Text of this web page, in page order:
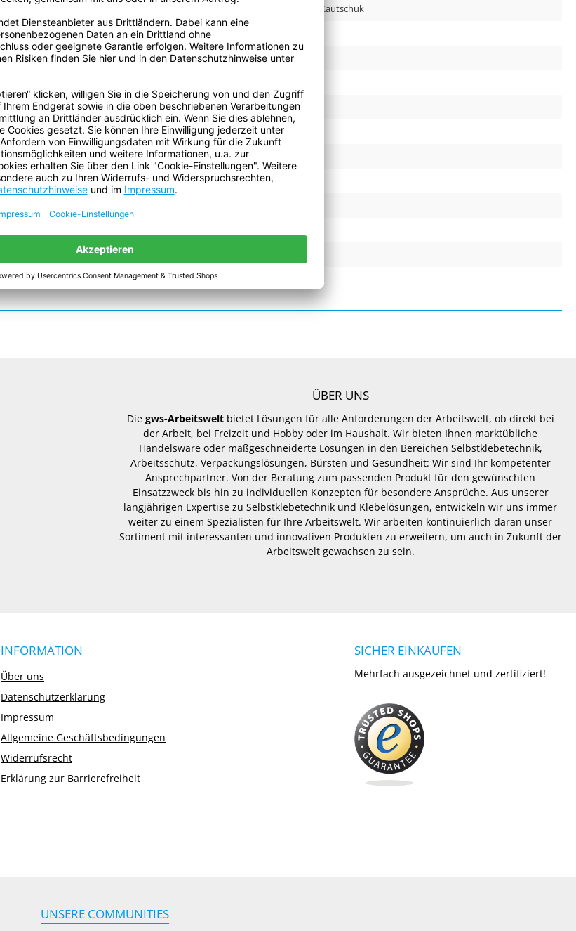
Synthetischer Kautschuk
Ursprungsland:
Klebkraft auf Stahl:
8.0 N/cm
Reißdehnung (Prozent):
30
Kerndurchmesser:
3 Zoll
Temperaturbeständigkeit:
Zolltarifnummer:
59061000
Enthält flüssigen Inhalt:
ÜBER UNS
Die gws-Arbeitsweltbietet Lösungen für alle Anforderungen der Arbeitswelt, ob direkt bei
der Arbeit, bei Freizeit und Hobby oder im Haushalt. Wir bieten Ihnen marktübliche
Handelsware oder maßgeschneiderte Lösungen in den Bereichen Selbstklebetechnik,
Arbeitsschutz, Verpackungslösungen, Bürsten und Gesundheit: Wir sind Ihr kompetenter
Ansprechpartner. Von der Beratung zum passenden Produkt für den gewünschten
Einsatzzweck bis hin zu individuellen Konzepten für besondere Ansprüche. Aus unserer
langjährigen Expertise zu Selbstklebetechnik und Klebelösungen, entwickeln wir uns immer
weiter zu einem Spezialisten für Ihre Arbeitswelt. Wir arbeiten kontinuierlich daran unser
Sortiment mit interessanten und innovativen Produkten zu erweitern, um auch in Zukunft der
Arbeitswelt gewachsen zu sein.
INFORMATION
Über uns
Datenschutzerklärung
Impressum
Allgemeine Geschäftsbedingungen
Widerrufsrecht
Erklärung zur Barrierefreiheit
SICHER EINKAUFEN
Mehrfach ausgezeichnet und zertifiziert!
UNSERE COMMUNITIES